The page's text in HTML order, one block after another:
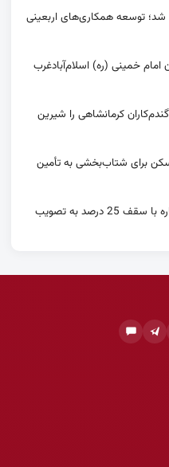
شد؛ توسعه همکاری‌های اربعینی
امام خمینی (ره) اسلام‌آبادغرب
کام گندم‌کاران کرمانشاهی را شیرین
برای شتاب‌بخشی به تأمین
تمدید خودکار قراردادهای اجاره با سقف 25 درصد به تصویب